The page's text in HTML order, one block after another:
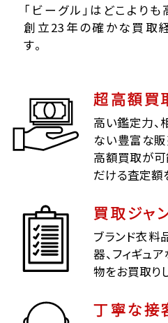
「ビーグル」はどこよりも
創立23年の確かな買取
す。
超高額買
高い鑑定力、
ない豊富な販
高額買取が可
だける査定額
買取ジャ
ブランド衣料
器、フィギュ
物をお買取り
丁寧な接